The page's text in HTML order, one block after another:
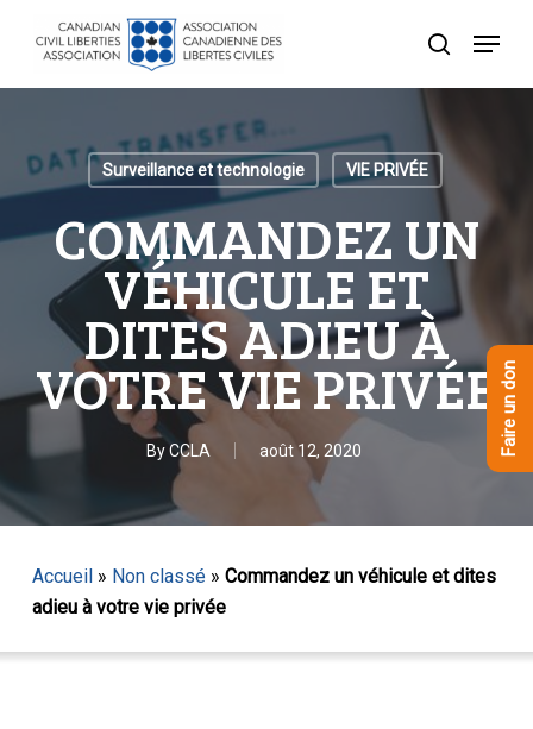
recherche
Menu
Surveillance et technologie VIE PRIVÉE
COMMANDEZ UN
VÉHICULE ET
DITES ADIEU À
VOTRE VIE PRIVÉE
By CCLA août 12, 2020
Accueil» Non classé» Commandez un véhicule et dites
adieu à votre vie privée
Faire un don